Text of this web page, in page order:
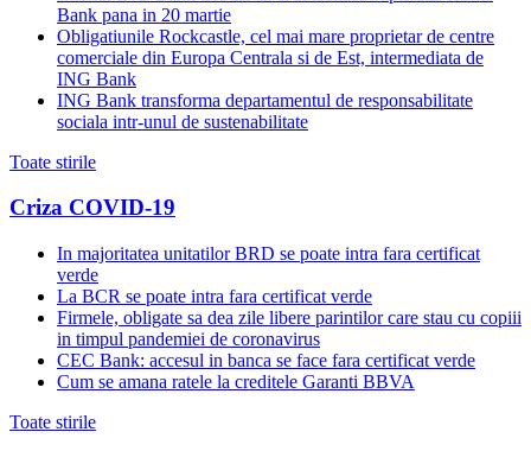
Bank pana in 20 martie
Obligatiunile Rockcastle, cel mai mare proprietar de centre
comerciale din Europa Centrala si de Est, intermediata de
ING Bank
ING Bank transforma departamentul de responsabilitate
sociala intr-unul de sustenabilitate
Toate stirile
Criza COVID-19
In majoritatea unitatilor BRD se poate intra fara certificat
verde
La BCR se poate intra fara certificat verde
Firmele, obligate sa dea zile libere parintilor care stau cu copiii
in timpul pandemiei de coronavirus
CEC Bank: accesul in banca se face fara certificat verde
Cum se amana ratele la creditele Garanti BBVA
Toate stirile